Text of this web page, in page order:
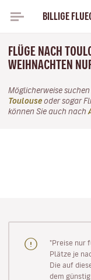
BILLIGE
FLÜGE NACH
WEIHNACHTEN
Möglicherweise suchen
Toulouse oder sogar
können Sie auch nach
"Preise nur
Plätze je
Die auf
dem